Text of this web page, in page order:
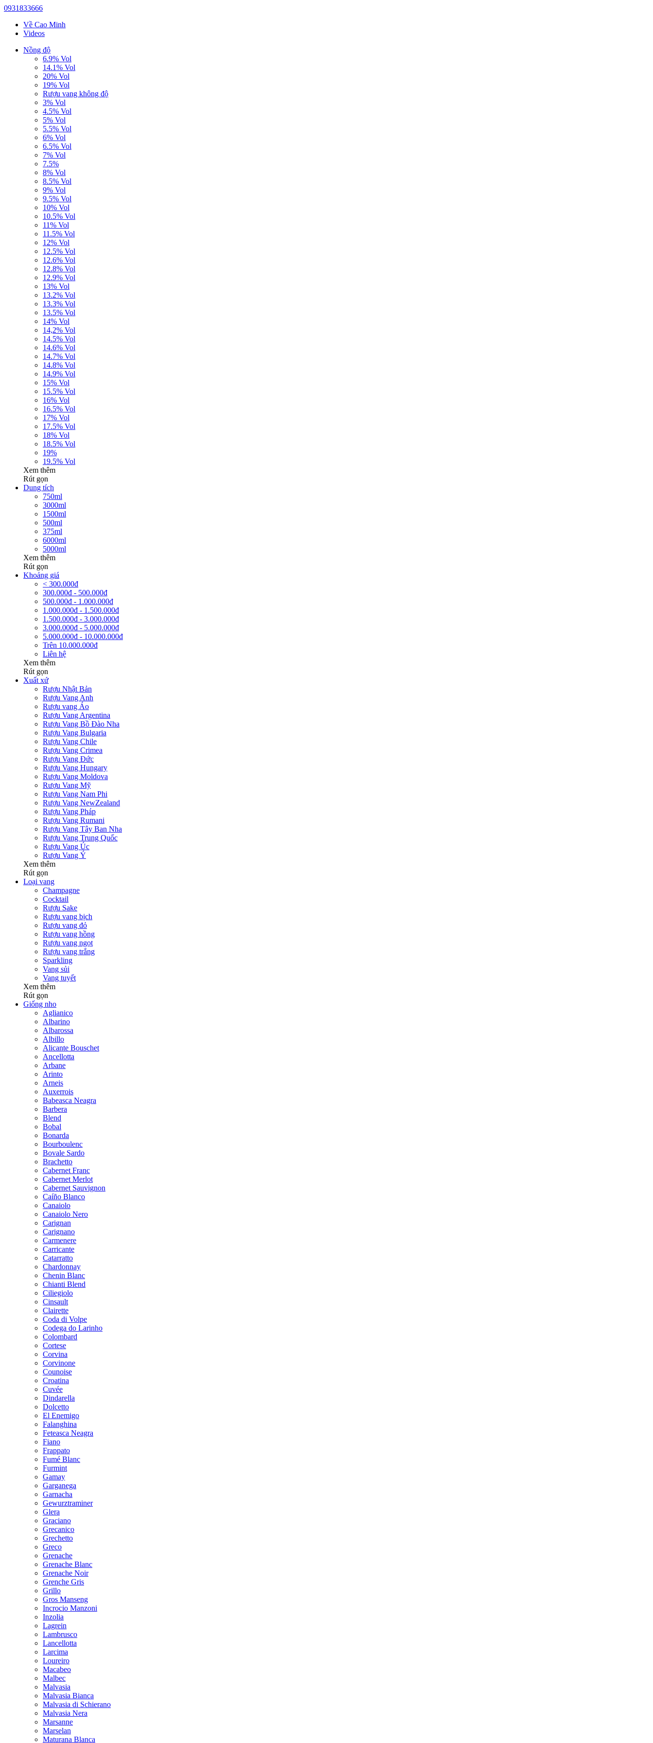
0931833666
Về Cao Minh
Videos
Nồng độ
6.9% Vol
14.1% Vol
20% Vol
19% Vol
Rượu vang không độ
3% Vol
4.5% Vol
5% Vol
5.5% Vol
6% Vol
6.5% Vol
7% Vol
7.5%
8% Vol
8.5% Vol
9% Vol
9.5% Vol
10% Vol
10.5% Vol
11% Vol
11.5% Vol
12% Vol
12.5% Vol
12.6% Vol
12.8% Vol
12.9% Vol
13% Vol
13.2% Vol
13.3% Vol
13.5% Vol
14% Vol
14,2% Vol
14.5% Vol
14.6% Vol
14.7% Vol
14.8% Vol
14.9% Vol
15% Vol
15.5% Vol
16% Vol
16.5% Vol
17% Vol
17.5% Vol
18% Vol
18.5% Vol
19%
19.5% Vol
Xem thêm
Rút gọn
Dung tích
750ml
3000ml
1500ml
500ml
375ml
6000ml
5000ml
Xem thêm
Rút gọn
Khoảng giá
< 300.000đ
300.000đ - 500.000đ
500.000đ - 1.000.000đ
1.000.000đ - 1.500.000đ
1.500.000đ - 3.000.000đ
3.000.000đ - 5.000.000đ
5.000.000đ - 10.000.000đ
Trên 10.000.000đ
Liên hệ
Xem thêm
Rút gọn
Xuất xứ
Rượu Nhật Bản
Rượu Vang Anh
Rượu vang Áo
Rượu Vang Argentina
Rượu Vang Bồ Đào Nha
Rượu Vang Bulgaria
Rượu Vang Chile
Rượu Vang Crimea
Rượu Vang Đức
Rượu Vang Hungary
Rượu Vang Moldova
Rượu Vang Mỹ
Rượu Vang Nam Phi
Rượu Vang NewZealand
Rượu Vang Pháp
Rượu Vang Rumani
Rượu Vang Tây Ban Nha
Rượu Vang Trung Quốc
Rượu Vang Úc
Rượu Vang Ý
Xem thêm
Rút gọn
Loại vang
Champagne
Cocktail
Rượu Sake
Rượu vang bịch
Rượu vang đỏ
Rượu vang hồng
Rượu vang ngọt
Rượu vang trắng
Sparkling
Vang sủi
Vang tuyết
Xem thêm
Rút gọn
Giống nho
Aglianico
Albarino
Albarossa
Albillo
Alicante Bouschet
Ancellotta
Arbane
Arinto
Arneis
Auxerrois
Babeasca Neagra
Barbera
Blend
Bobal
Bonarda
Bourboulenc
Bovale Sardo
Brachetto
Cabernet Franc
Cabernet Merlot
Cabernet Sauvignon
Caíño Blanco
Canaiolo
Canaiolo Nero
Carignan
Carignano
Carmenere
Carricante
Catarratto
Chardonnay
Chenin Blanc
Chianti Blend
Ciliegiolo
Cinsault
Clairette
Coda di Volpe
Codega do Larinho
Colombard
Cortese
Corvina
Corvinone
Counoise
Croatina
Cuvée
Dindarella
Dolcetto
El Enemigo
Falanghina
Feteasca Neagra
Fiano
Frappato
Fumé Blanc
Furmint
Gamay
Garganega
Garnacha
Gewurztraminer
Glera
Graciano
Grecanico
Grechetto
Greco
Grenache
Grenache Blanc
Grenache Noir
Grenche Gris
Grillo
Gros Manseng
Incrocio Manzoni
Inzolia
Lagrein
Lambrusco
Lancellotta
Larcima
Loureiro
Macabeo
Malbec
Malvasia
Malvasia Bianca
Malvasia di Schierano
Malvasia Nera
Marsanne
Marselan
Maturana Blanca